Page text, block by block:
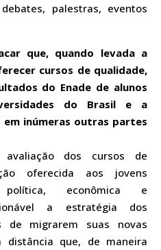
palestras, eventos
que, quando levada a
cursos de qualidade,
do Enade de alunos
do Brasil e a
inúmeras outras partes
avaliação dos cursos de
oferecida aos jovens
econômica e
a estratégia dos
de migrarem suas novas
distância que, de maneira